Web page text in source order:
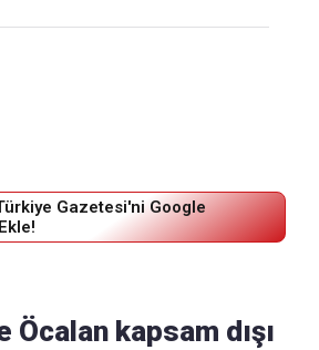
Gazetesi'ni Google
Öcalan kapsam dışı